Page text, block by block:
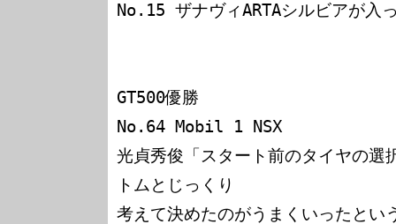
No.15 ザナヴィARTAシルビアが入
GT500優勝
No.64 Mobil 1 NSX
光貞秀俊「スタート前のタイヤの選
トムとじっくり
考えて決めたのがうまくいったとい